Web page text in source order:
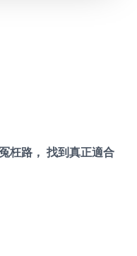
枉路， 找到真正適合